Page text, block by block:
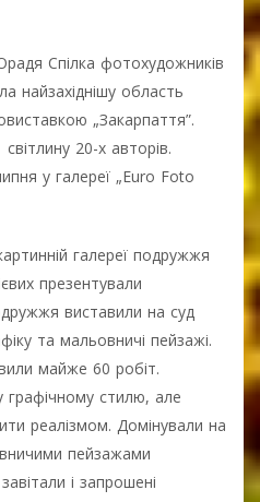
Спілка фотохудожників
найзахіднішу область
„Закарпаття”.
20-х авторів.
у галереї „Euro Foto
галереї подружжя
презентували
виставили на суд
та мальовничі пейзажі.
майже 60 робіт.
стилю, але
реалізмом. Домінували на
пейзажами
і запрошені